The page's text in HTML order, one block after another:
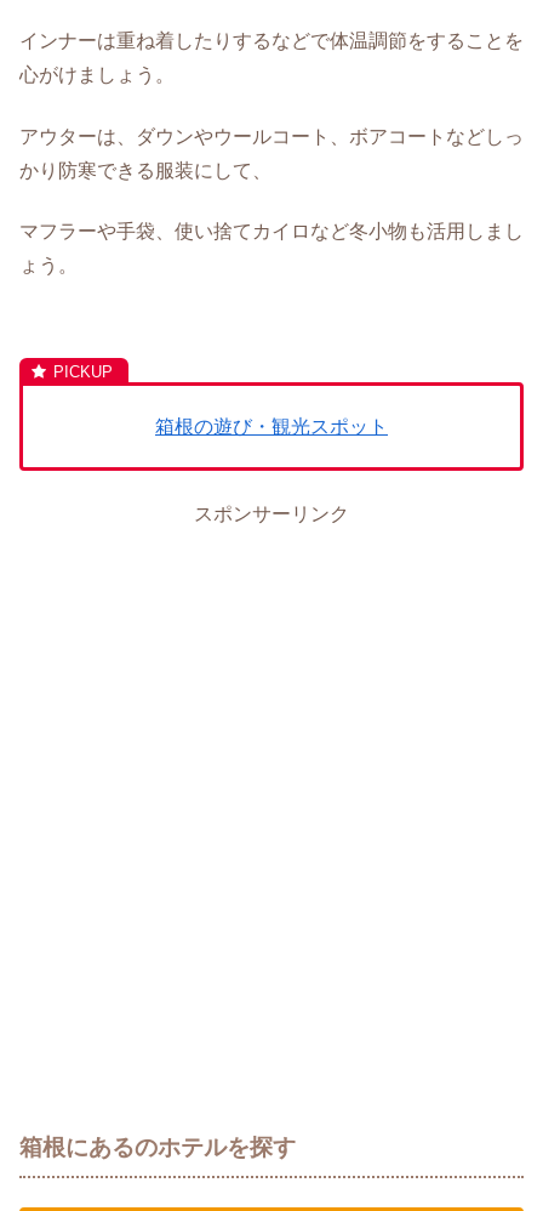
インナーは重ね着したりするなどで体温調節をすることを
心がけましょう。
アウターは、ダウンやウールコート、ボアコートなどしっ
かり防寒できる服装にして、
マフラーや手袋、使い捨てカイロなど冬小物も活用しまし
ょう。
箱根の遊び・観光スポット
スポンサーリンク
箱根にあるのホテルを探す